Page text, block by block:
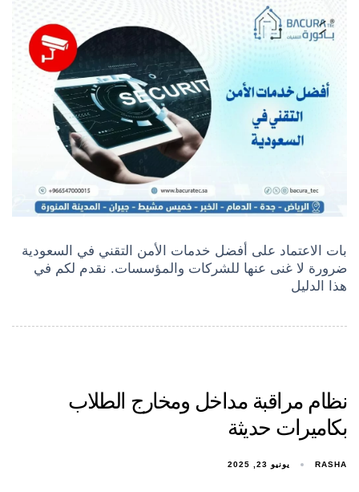
بات الاعتماد على أفضل خدمات الأمن التقني في السعودية
ضرورة لا غنى عنها للشركات والمؤسسات. نقدم لكم في
هذا الدليل
نظام مراقبة مداخل ومخارج الطلاب
بكاميرات حديثة
RASHA يونيو 23, 2025